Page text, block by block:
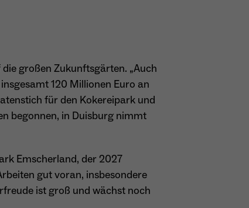
großen Zukunftsgärten. „Auch
120 Millionen Euro an
für den Kokereipark und
begonnen, in Duisburg nimmt
Emscherland, der 2027
gut voran, insbesondere
ist groß und wächst noch